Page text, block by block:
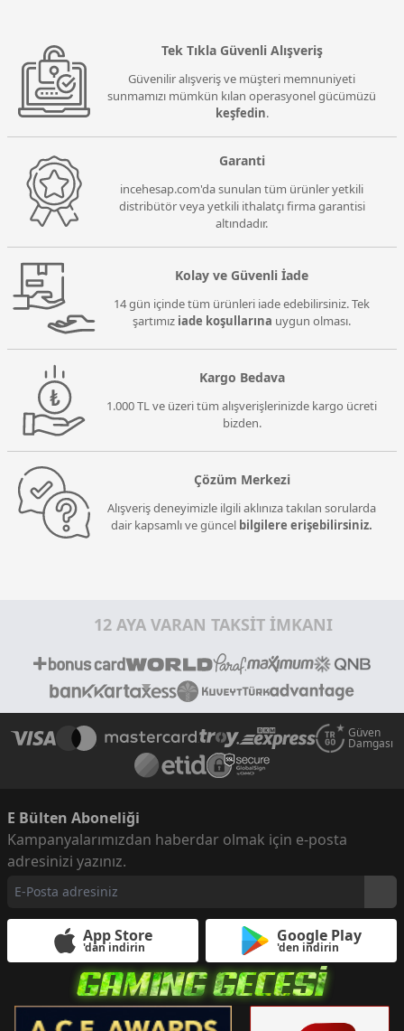
Tek Tıkla Güvenli Alışveriş
Güvenilir alışveriş ve müşteri memnuniyeti
sunmamızı mümkün kılan operasyonel gücümüzü
keşfedin.
Garanti
incehesap.com'da sunulan tüm ürünler yetkili
distribütör veya yetkili ithalatçı firma garantisi
altındadır.
Kolay ve Güvenli İade
14 gün içinde tüm ürünleri iade edebilirsiniz. Tek
şartımız iade koşullarına uygun olması.
Kargo Bedava
1.000 TL ve üzeri tüm alışverişlerinizde kargo ücreti
bizden.
Çözüm Merkezi
Alışveriş deneyimizle ilgili aklınıza takılan sorularda
dair kapsamlı ve güncel bilgilere erişebilirsiniz.
12 AYA VARAN TAKSİT İMKANI
Güven
Damgası
E Bülten Aboneliği
Kampanyalarımızdan haberdar olmak için e-posta
adresinizi yazınız.
App Store
'dan indirin
Google Play
'den indirin